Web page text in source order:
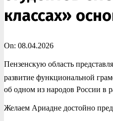
классах»
On: 08.04.2026
Пензенскую область
развитие функциональной
об одном из народов России в
Желаем Ариадне достойно